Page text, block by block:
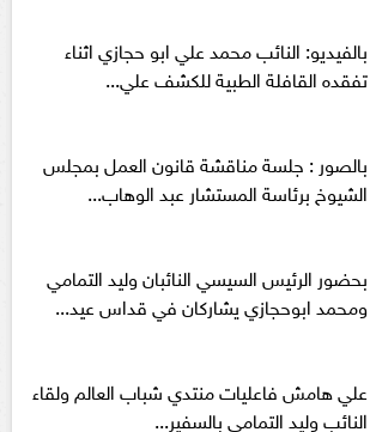
بالفيديو: النائب محمد علي ابو حجازي اثناء
تفقده القافلة الطبية للكشف علي...
بالصور : جلسة مناقشة قانون العمل بمجلس
الشيوخ برئاسة المستشار عبد الوهاب...
بحضور الرئيس السيسي النائبان وليد التمامي
ومحمد ابوحجازي يشاركان في قداس عيد...
علي هامش فاعليات منتدي شباب العالم ولقاء
النائب وليد التمامي بالسفير...